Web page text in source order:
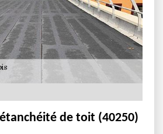
de toit (40250)